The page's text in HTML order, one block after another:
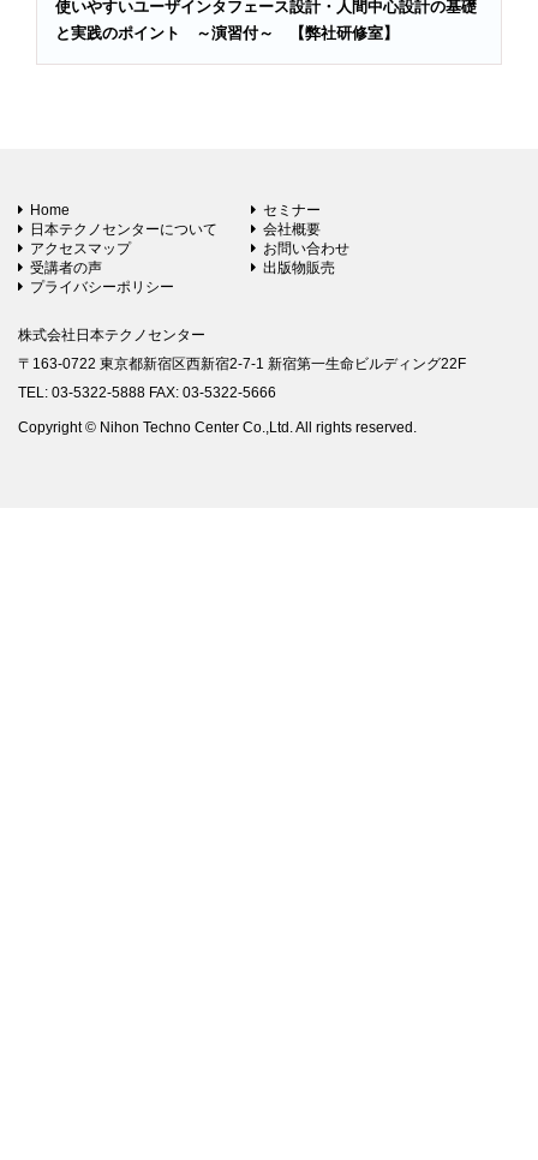
使いやすいユーザインタフェース設計・人間中心設計の基礎
と実践のポイント ～演習付～ 【弊社研修室】
Home
セミナー
日本テクノセンターについて
会社概要
アクセスマップ
お問い合わせ
受講者の声
出版物販売
プライバシーポリシー
株式会社日本テクノセンター
〒163-0722 東京都新宿区西新宿2-7-1 新宿第一生命ビルディング22F
TEL: 03-5322-5888 FAX: 03-5322-5666
Copyright © Nihon Techno Center Co.,Ltd. All rights reserved.